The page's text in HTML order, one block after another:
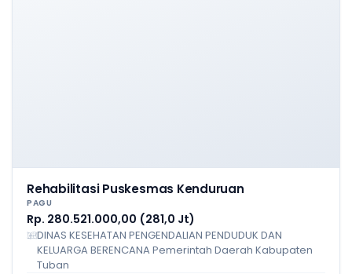
Rehabilitasi Puskesmas Kenduruan
PAGU
Rp. 280.521.000,00 (281,0 Jt)
DINAS KESEHATAN PENGENDALIAN PENDUDUK DAN
KELUARGA BERENCANA Pemerintah Daerah Kabupaten
Tuban